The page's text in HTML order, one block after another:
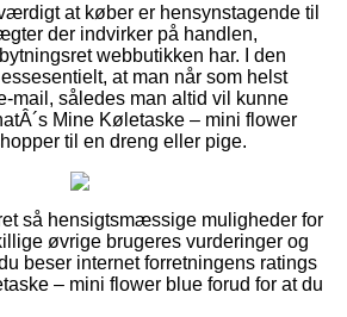
at køber er hensynstagende til
der indvirker på handlen,
webbutikken har. I den
at man når som helst
mail, således man altid vil kunne
Mine Køletaske – mini flower
til en dreng eller pige.
så hensigtsmæssige muligheder for
øvrige brugeres vurderinger og
beser internet forretningens ratings
– mini flower blue forud for at du